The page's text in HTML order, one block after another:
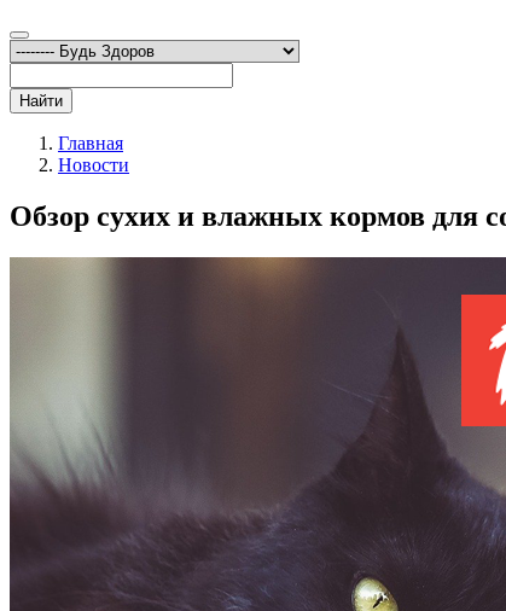
Найти
Главная
Новости
Обзор сухих и влажных кормов для